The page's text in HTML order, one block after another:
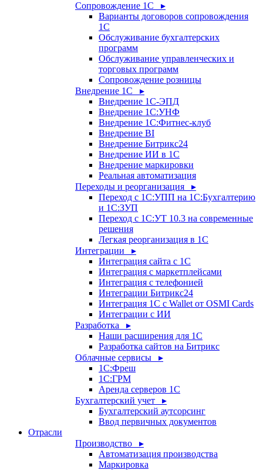
Сопровождение 1С ▸
Варианты договоров сопровождения
1С
Обслуживание бухгалтерских
программ
Обслуживание управленческих и
торговых программ
Сопровождение розницы
Внедрение 1С ▸
Внедрение 1С-ЭПД
Внедрение 1С:УНФ
Внедрение 1С:Фитнес-клуб
Внедрение BI
Внедрение Битрикс24
Внедрение ИИ в 1С
Внедрение маркировки
Реальная автоматизация
Переходы и реорганизация ▸
Переход с 1С:УПП на 1С:Бухгалтерию
и 1С:ЗУП
Переход с 1С:УТ 10.3 на современные
решения
Легкая реорганизация в 1С
Интеграции ▸
Интеграция сайта с 1С
Интеграция с маркетплейсами
Интеграция с телефонией
Интеграции Битрикс24
Интеграция 1С с Wallet от OSMI Cards
Интеграции с ИИ
Разработка ▸
Наши расширения для 1С
Разработка сайтов на Битрикс
Облачные сервисы ▸
1С:Фреш
1С:ГРМ
Аренда серверов 1С
Бухгалтерский учет ▸
Бухгалтерский аутсорсинг
Ввод первичных документов
Отрасли
Производство ▸
Автоматизация производства
Маркировка